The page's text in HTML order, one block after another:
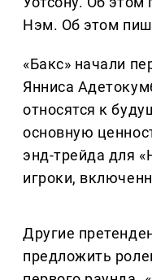
Нэм. Об этом
«Бакс» начали
Янниса
относятся к
основную
энд-трейда для
игроки,
Другие
предложить